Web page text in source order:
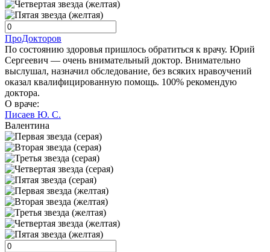
ПроДокторов
По состоянию здоровья пришлось обратиться к врачу. Юрий
Сергеевич — очень внимательный доктор. Внимательно
выслушал, назначил обследование, без всяких нравоучений
оказал квалифицированную помощь. 100% рекомендую
доктора.
О враче:
Писаев Ю. С.
Валентина